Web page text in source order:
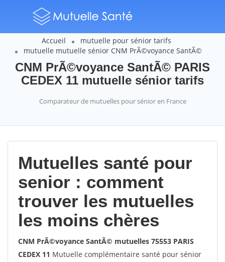
Accueil
mutuelle pour sénior tarifs
mutuelle mutuelle sénior CNM PrÃ©voyance SantÃ©
CNM PrÃ©voyance SantÃ© PARIS
CEDEX 11 mutuelle sénior tarifs
Comparateur de mutuelles pour sénior en France
Mutuelles santé pour
senior : comment
trouver les mutuelles
les moins chères
CNM PrÃ©voyance SantÃ© mutuelles 75553 PARIS
CEDEX 11 Mutuelle complémentaire santé pour sénior